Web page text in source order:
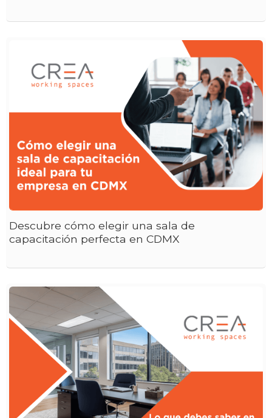
Descubre cómo elegir una sala de
capacitación perfecta en CDMX